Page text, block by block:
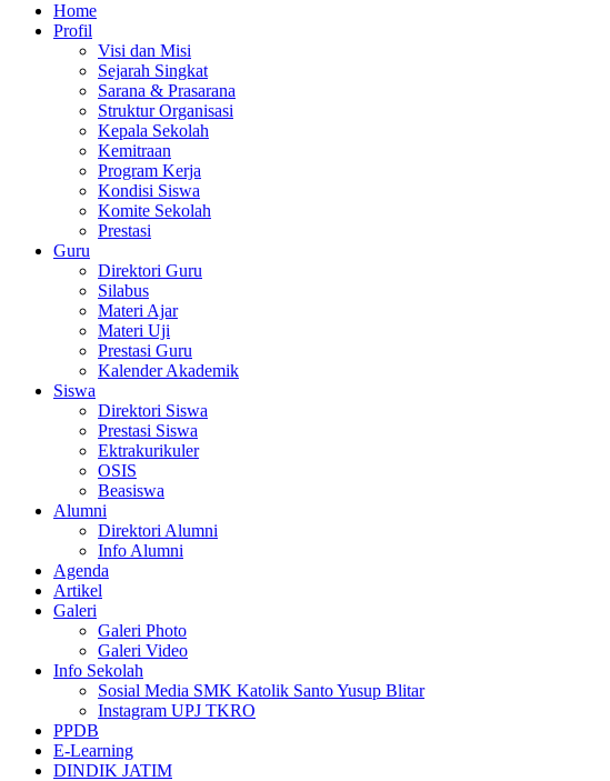
Home
Profil
Visi dan Misi
Sejarah Singkat
Sarana & Prasarana
Struktur Organisasi
Kepala Sekolah
Kemitraan
Program Kerja
Kondisi Siswa
Komite Sekolah
Prestasi
Guru
Direktori Guru
Silabus
Materi Ajar
Materi Uji
Prestasi Guru
Kalender Akademik
Siswa
Direktori Siswa
Prestasi Siswa
Ektrakurikuler
OSIS
Beasiswa
Alumni
Direktori Alumni
Info Alumni
Agenda
Artikel
Galeri
Galeri Photo
Galeri Video
Info Sekolah
Sosial Media SMK Katolik Santo Yusup Blitar
Instagram UPJ TKRO
PPDB
E-Learning
DINDIK JATIM